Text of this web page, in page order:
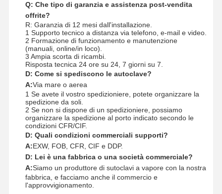
Q: Che tipo di garanzia e assistenza post-vendita
offrite?
R: Garanzia di 12 mesi dall'installazione.
1 Supporto tecnico a distanza via telefono, e-mail e video.
2 Formazione di funzionamento e manutenzione
(manuali, online/in loco).
3 Ampia scorta di ricambi.
Risposta tecnica 24 ore su 24, 7 giorni su 7.
D: Come si spediscono le autoclave?
A:Via mare o aerea
1 Se avete il vostro spedizioniere, potete organizzare la
spedizione da soli.
2 Se non si dispone di un spedizioniere, possiamo
organizzare la spedizione al porto indicato secondo le
condizioni CFR/CIF.
D: Quali condizioni commerciali supporti?
A:EXW, FOB, CFR, CIF e DDP.
D: Lei è una fabbrica o una società commerciale?
A:Siamo un produttore di sutoclavi a vapore con la nostra
fabbrica, e facciamo anche il commercio e
l'approvvigionamento.